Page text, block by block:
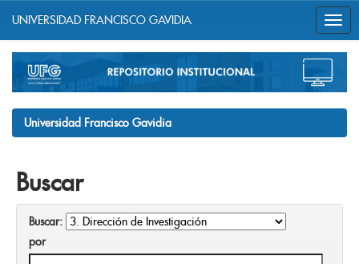
navigation
UNIVERSIDAD FRANCISCO GAVIDIA
Universidad Francisco Gavidia
Buscar
Buscar:
por